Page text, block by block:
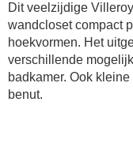
Dit veelzijdige
wandcloset compact
hoekvormen. Het
verschillende
badkamer. Ook
benut.